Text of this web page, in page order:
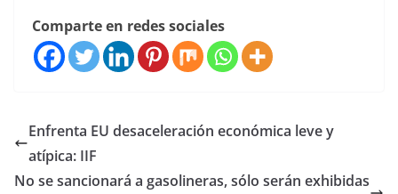
Comparte en redes sociales
Enfrenta EU desaceleración económica leve y
atípica: IIF
No se sancionará a gasolineras, sólo serán exhibidas